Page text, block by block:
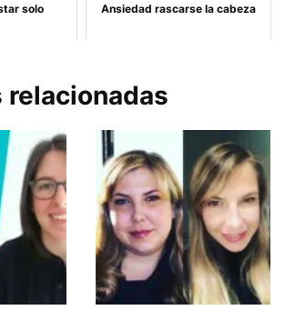
solo Ansiedad rascarse la cabeza
relacionadas